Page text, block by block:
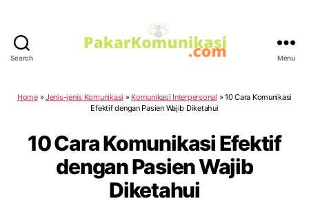
Search Menu
Home» Jenis-jenis Komunikasi » Komunikasi Interpersonal » 10 Cara Komunikasi
Efektif dengan Pasien Wajib Diketahui
10 Cara Komunikasi Efektif
dengan Pasien Wajib
Diketahui